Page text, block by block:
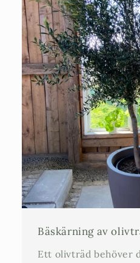
Bäskärning av
Ett olivträd behöver